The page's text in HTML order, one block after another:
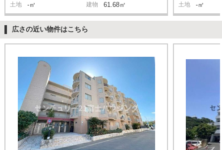
土地 -㎡ 建物 61.68㎡ 土地 -㎡
広さの近い物件はこちら